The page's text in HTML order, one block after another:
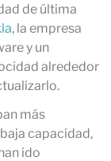
de última
, la empresa
y un
alrededor
más
capacidad,
ido